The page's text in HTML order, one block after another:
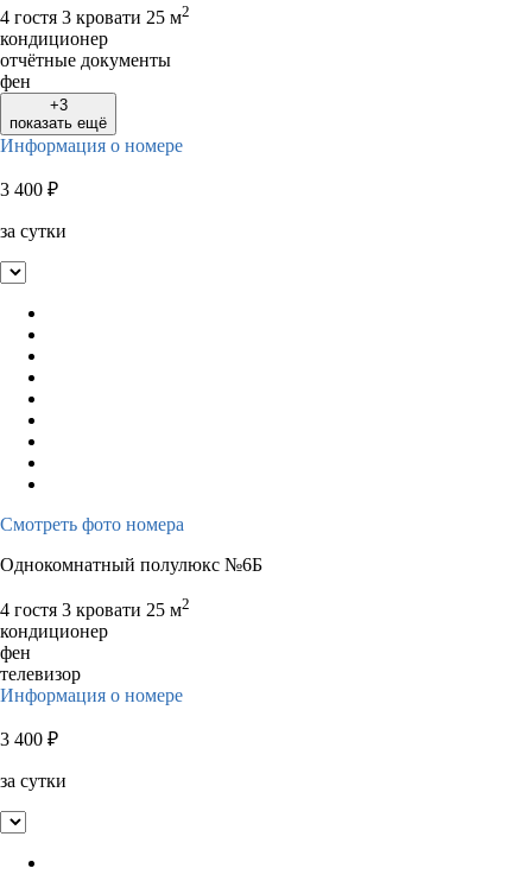
4 гостя 3 кровати 25 м2
кондиционер
отчётные документы
фен
+3
показать ещё
Информация о номере
3 400 ₽
за сутки
Смотреть фото номера
Однокомнатный полулюкс №6Б
4 гостя 3 кровати 25 м2
кондиционер
фен
телевизор
Информация о номере
3 400 ₽
за сутки